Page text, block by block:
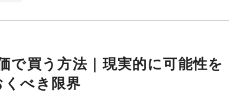
で買う方法｜現実的に可能性を
べき限界